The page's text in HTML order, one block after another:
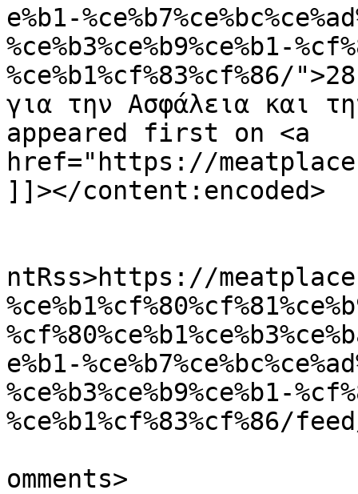
e%b1-
%ce%b3%ce%b9%ce%b1-
%ce%b1%cf%83%cf%86/
για την Ασφάλεια και
appeared first on <a
href="https://
]]></content:encoded>
ntRss>https://
e%b1-
%ce%b3%ce%b9%ce%b1-
%ce%b1%cf%83%cf%86/
omments>